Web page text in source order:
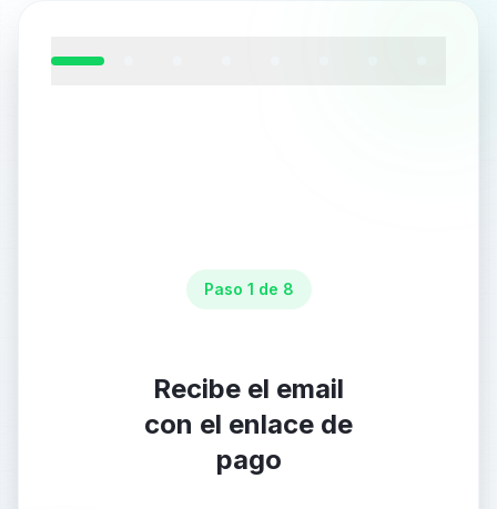
Paso 1 de 8
Recibe el email
con el enlace de
pago